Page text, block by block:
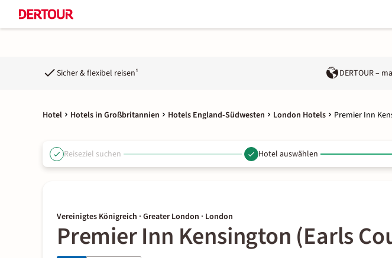
Sicher & flexibel reisen¹ DERTOUR –
Hotel Hotels in Großbritannien Hotels England-Südwesten London Hotels Premier Inn
Reiseziel suchen Hotel auswählen
Vereinigtes Königreich · Greater London · London
Premier Inn Kensington (Earls